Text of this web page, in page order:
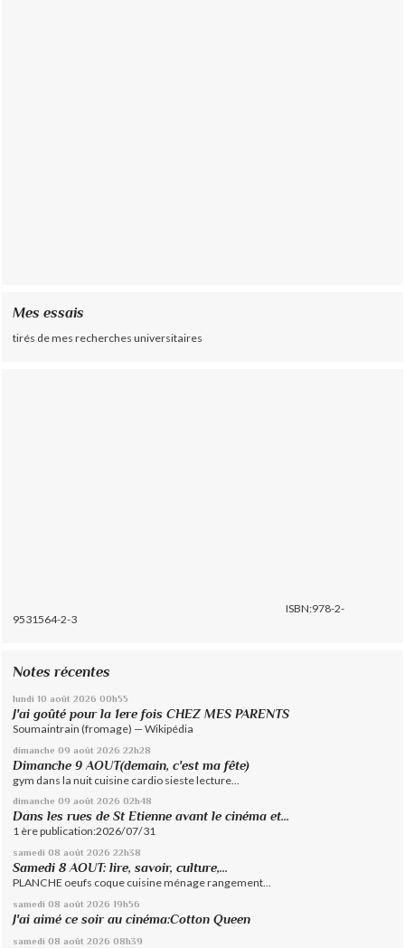
Mes essais
tirés de mes recherches universitaires
ISBN:978-2-
9531564-2-3
Notes récentes
lundi 10 août 2026 00h55
J'ai goûté pour la 1ere fois CHEZ MES PARENTS
Soumaintrain (fromage) — Wikipédia
dimanche 09 août 2026 22h28
Dimanche 9 AOUT(demain, c'est ma fête)
gym dans la nuit cuisine cardio sieste lecture...
dimanche 09 août 2026 02h48
Dans les rues de St Etienne avant le cinéma et...
1 ère publication:2026/07/31
samedi 08 août 2026 22h38
Samedi 8 AOUT: lire, savoir, culture,...
PLANCHE oeufs coque cuisine ménage rangement...
samedi 08 août 2026 19h56
J'ai aimé ce soir au cinéma:Cotton Queen
samedi 08 août 2026 08h39